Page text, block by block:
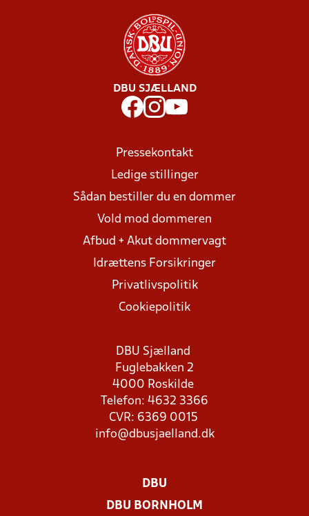
DBU SJÆLLAND
Pressekontakt
Ledige stillinger
Sådan bestiller du en dommer
Vold mod dommeren
Afbud + Akut dommervagt
Idrættens Forsikringer
Privatlivspolitik
Cookiepolitik
DBU Sjælland
Fuglebakken 2
4000 Roskilde
Telefon: 4632 3366
CVR: 6369 0015
info@dbusjaelland.dk
DBU
DBU BORNHOLM